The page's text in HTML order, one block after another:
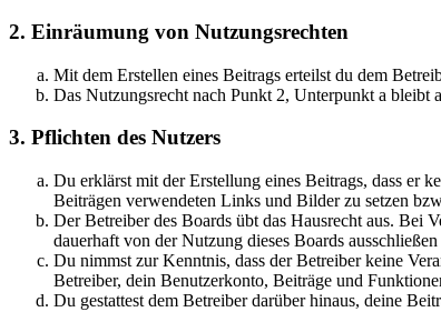
2. Einräumung von Nutzungsrechten
Mit dem Erstellen eines Beitrags erteilst du dem
Das Nutzungsrecht nach Punkt 2, Unterpunkt a bleibt
3. Pflichten des Nutzers
Du erklärst mit der Erstellung eines Beitrags, dass er
Beiträgen verwendeten Links und Bilder zu setzen
Der Betreiber des Boards übt das Hausrecht aus. Bei
dauerhaft von der Nutzung dieses Boards
Du nimmst zur Kenntnis, dass der Betreiber keine
Betreiber, dein Benutzerkonto, Beiträge und
Du gestattest dem Betreiber darüber hinaus, deine